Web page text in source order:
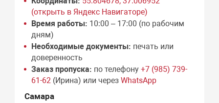
(открыть в Яндекс Навигаторе)
Время работы: 10:00 – 17:00 (по рабочим
дням)
Необходимые документы: печать или
доверенность
Заказ пропуска: по телефону+7 (985) 739-
61-62 (Ирина) или черезWhatsApp
Самара